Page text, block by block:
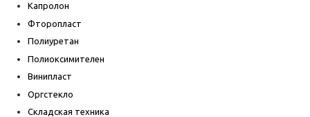
Капролон
Фторопласт
Полиуретан
Полиоксимителен
Винипласт
Оргстекло
Складская техника